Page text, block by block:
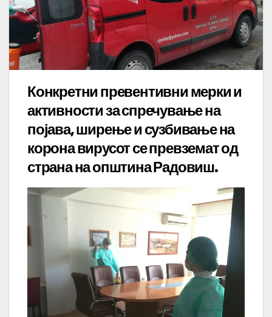
Конкретни превентивни мерки и
активности за спречување на
појава, ширење и сузбивање на
корона вирусот се превземат од
страна на општина Радовиш.